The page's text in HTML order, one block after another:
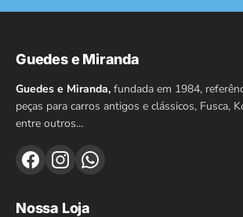
Guedes e Miranda
Guedes e Miranda, fundada em 1984,
peças para carros antigos e clássicos, Fusca,
entre outros…
Nossa Loja